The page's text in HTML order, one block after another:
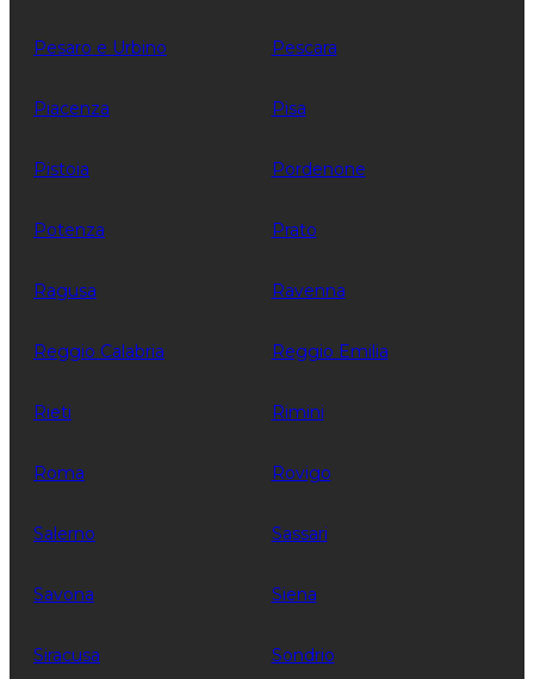
Pesaro e Urbino Pescara
Piacenza Pisa
Pistoia Pordenone
Potenza Prato
Ragusa Ravenna
Reggio Calabria Reggio Emilia
Rieti Rimini
Roma Rovigo
Salerno Sassari
Savona Siena
Siracusa Sondrio